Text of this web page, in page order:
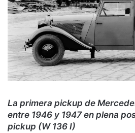
La primera pickup de
entre 1946 y 1947 en plena
pickup (W 136 I)